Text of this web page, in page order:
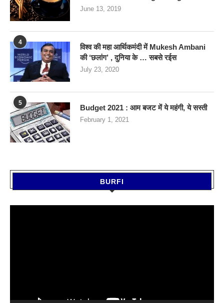
June 13, 2019
4
विश्व की महा आर्थिकमंदी में Mukesh Ambani
की ‘छलांग’ , दुनिया के … सबसे रईस
July 23, 2020
5
Budget 2021 : आम बजट में ये महंगी, ये सस्‍ती
February 1, 2021
BURFI